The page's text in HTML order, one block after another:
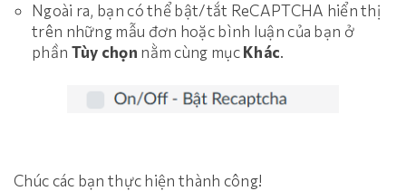
Ngoài ra, bạn có thể bật/tắt ReCAPTCHA hiển thị
trên những mẫu đơn hoặc bình luận của bạn ở
phần Tùy chọn nằm cùng mụcKhác.
Chúc các bạn thực hiện thành công!